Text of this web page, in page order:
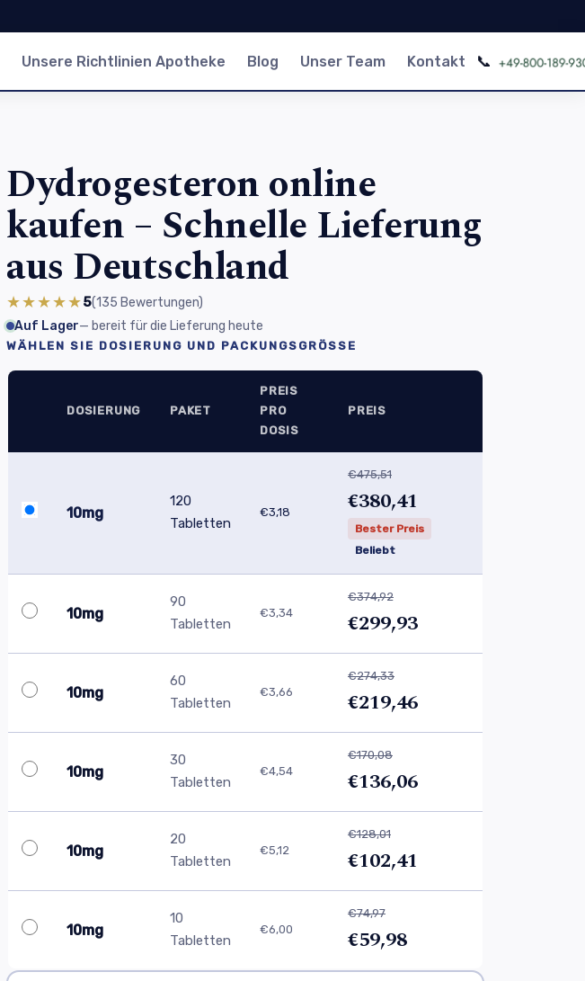
Unsere Richtlinien Apotheke Blog Unser Team Kontakt 📞
Dydrogesteron online
kaufen – Schnelle Lieferung
aus Deutschland
★★★★★5(135 Bewertungen)
Auf Lager— bereit für die Lieferung heute
WÄHLEN SIE DOSIERUNG UND PACKUNGSGRÖSSE
DOSIERUNG PAKET
PREIS
PRO
DOSIS
PREIS
10mg
120
Tabletten
€3,18
€475,51
€380,41
Bester Preis
Beliebt
10mg
90
Tabletten
€3,34
€374,92
€299,93
10mg
60
Tabletten
€3,66
€274,33
€219,46
10mg
30
Tabletten
€4,54
€170,08
€136,06
10mg
20
Tabletten
€5,12
€128,01
€102,41
10mg
10
Tabletten
€6,00
€74,97
€59,98